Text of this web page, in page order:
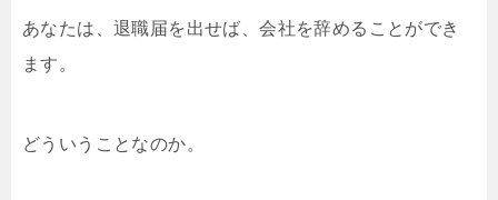
あなたは、退職届を出せば、会社を辞めることができ
ます。
どういうことなのか。